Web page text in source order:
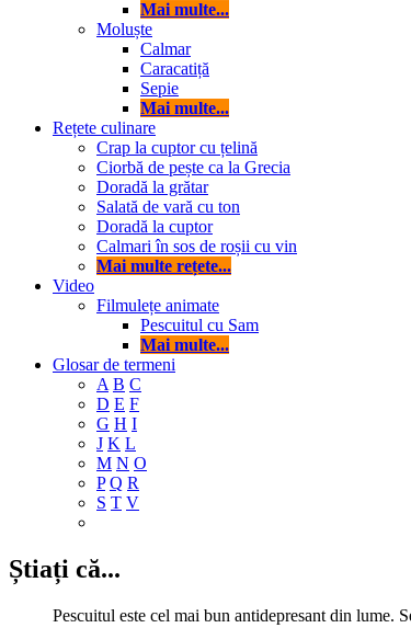
Mai multe...
Moluște
Calmar
Caracatiță
Sepie
Mai multe...
Rețete culinare
Crap la cuptor cu țelină
Ciorbă de pește ca la Grecia
Doradă la grătar
Salată de vară cu ton
Doradă la cuptor
Calmari în sos de roșii cu vin
Mai multe rețete...
Video
Filmulețe animate
Pescuitul cu Sam
Mai multe...
Glosar de termeni
A B C
D E F
G H I
J K L
M N O
P Q R
S T V
Știați că...
Pescuitul este cel mai bun antidepresant din lume.